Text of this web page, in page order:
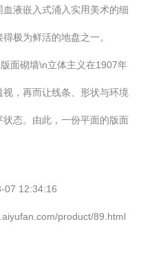
液嵌入式涌入实用美术的细
极为鲜活的地盘之一。
面砌墙\n立体主义在1907年
，再而让线条、形状与环境
态。由此，一份平面的版面
07 12:34:16
product/89.html